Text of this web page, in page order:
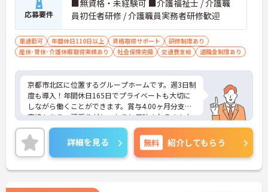
応募要件
■無資格・未経験可 ■介護福祉士 / 介護職
員初任者研修 / 介護職員実務者研修歓迎
車通勤可 年間休日110日以上 資格取得サポート
研修制度あり
産休･育休･介護休暇取得実績あり
社会保険完備 交通費支給 退職金制度あり
京都市北区に位置するグループホームです。週3日制
度も導入！年間休日165日でプライベートも大切に
しながら働くことができます。賞与4.00ヶ月分支給
実績もあり、頑張りがしっかりと反映されるのもお
すすめしたいポイントのひとつです。ご興味をお持
ちの方はお気軽にお問い合わせください。
詳細を見る 無料 紹介してもらう